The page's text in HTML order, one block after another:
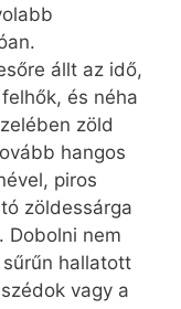
állt az idő,
és néha
zöld
hangos
piros
zöldessárga
Dobolni nem
hallatott
vagy a